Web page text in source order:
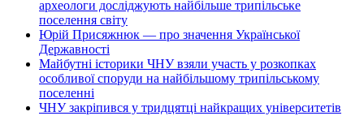
археологи досліджують найбільше трипільське
поселення світу
Юрій Присяжнюк — про значення Української
Державності
Майбутні історики ЧНУ взяли участь у розкопках
особливої споруди на найбільшому трипільському
поселенні
ЧНУ закріпився у тридцятці найкращих університетів